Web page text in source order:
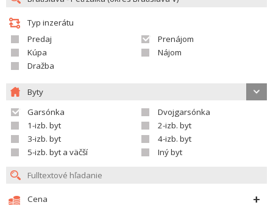
Typ inzerátu
Predaj
Prenájom
Kúpa
Nájom
Dražba
Byty
Garsónka
Dvojgarsónka
1-izb. byt
2-izb. byt
3-izb. byt
4-izb. byt
5-izb. byt a väčší
Iný byt
Cena